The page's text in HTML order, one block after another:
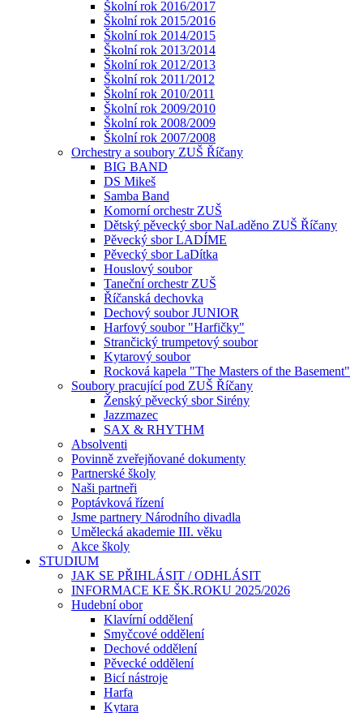
Školní rok 2016/2017
Školní rok 2015/2016
Školní rok 2014/2015
Školní rok 2013/2014
Školní rok 2012/2013
Školní rok 2011/2012
Školní rok 2010/2011
Školní rok 2009/2010
Školní rok 2008/2009
Školní rok 2007/2008
Orchestry a soubory ZUŠ Říčany
BIG BAND
DS Mikeš
Samba Band
Komorní orchestr ZUŠ
Dětský pěvecký sbor NaLaděno ZUŠ Říčany
Pěvecký sbor LADÍME
Pěvecký sbor LaDítka
Houslový soubor
Taneční orchestr ZUŠ
Říčanská dechovka
Dechový soubor JUNIOR
Harfový soubor "Harfičky"
Strančický trumpetový soubor
Kytarový soubor
Rocková kapela "The Masters of the Basement"
Soubory pracující pod ZUŠ Říčany
Ženský pěvecký sbor Sirény
Jazzmazec
SAX & RHYTHM
Absolventi
Povinně zveřejňované dokumenty
Partnerské školy
Naši partneři
Poptávková řízení
Jsme partnery Národního divadla
Umělecká akademie III. věku
Akce školy
STUDIUM
JAK SE PŘIHLÁSIT / ODHLÁSIT
INFORMACE KE ŠK.ROKU 2025/2026
Hudební obor
Klavírní oddělení
Smyčcové oddělení
Dechové oddělení
Pěvecké oddělení
Bicí nástroje
Harfa
Kytara